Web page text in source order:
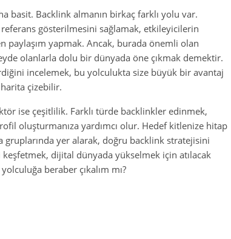
basit. Backlink almanın birkaç farklı yolu var.
gösterilmesini sağlamak, etkileyicilerin
paylaşım yapmak. Ancak, burada önemli olan
olanlarla dolu bir dünyada öne çıkmak demektir.
incelemek, bu yolculukta size büyük bir avantaj
çizebilir.
ise çeşitlilik. Farklı türde backlinkler edinmek,
oluşturmanıza yardımcı olur. Hedef kitlenize hitap
yer alarak, doğru backlink stratejisini
dijital dünyada yükselmek için atılacak
beraber çıkalım mı?